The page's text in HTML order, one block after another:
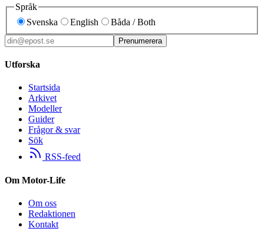
Språk
Svenska
English Båda / Both
Prenumerera
Utforska
Startsida
Arkivet
Modeller
Guider
Frågor & svar
Sök
RSS-feed
Om Motor-Life
Om oss
Redaktionen
Kontakt